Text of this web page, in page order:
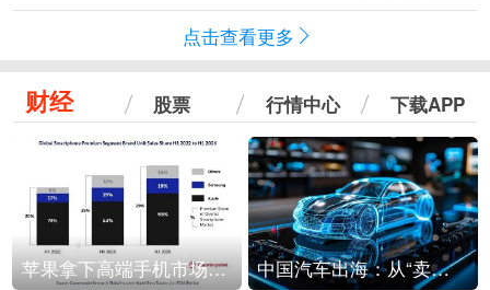
点击查看更多
财经 股票 行情中心 下载APP
苹果拿下高端手机市场65%的份额：iPhone 17系列功不可没 中国汽车出海：从“卖出去”到“走进去”